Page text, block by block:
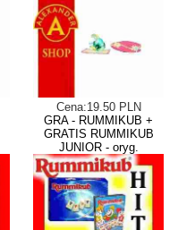
Cena:19.50 PLN
GRA - RUMMIKUB +
GRATIS RUMMIKUB
JUNIOR - oryg.